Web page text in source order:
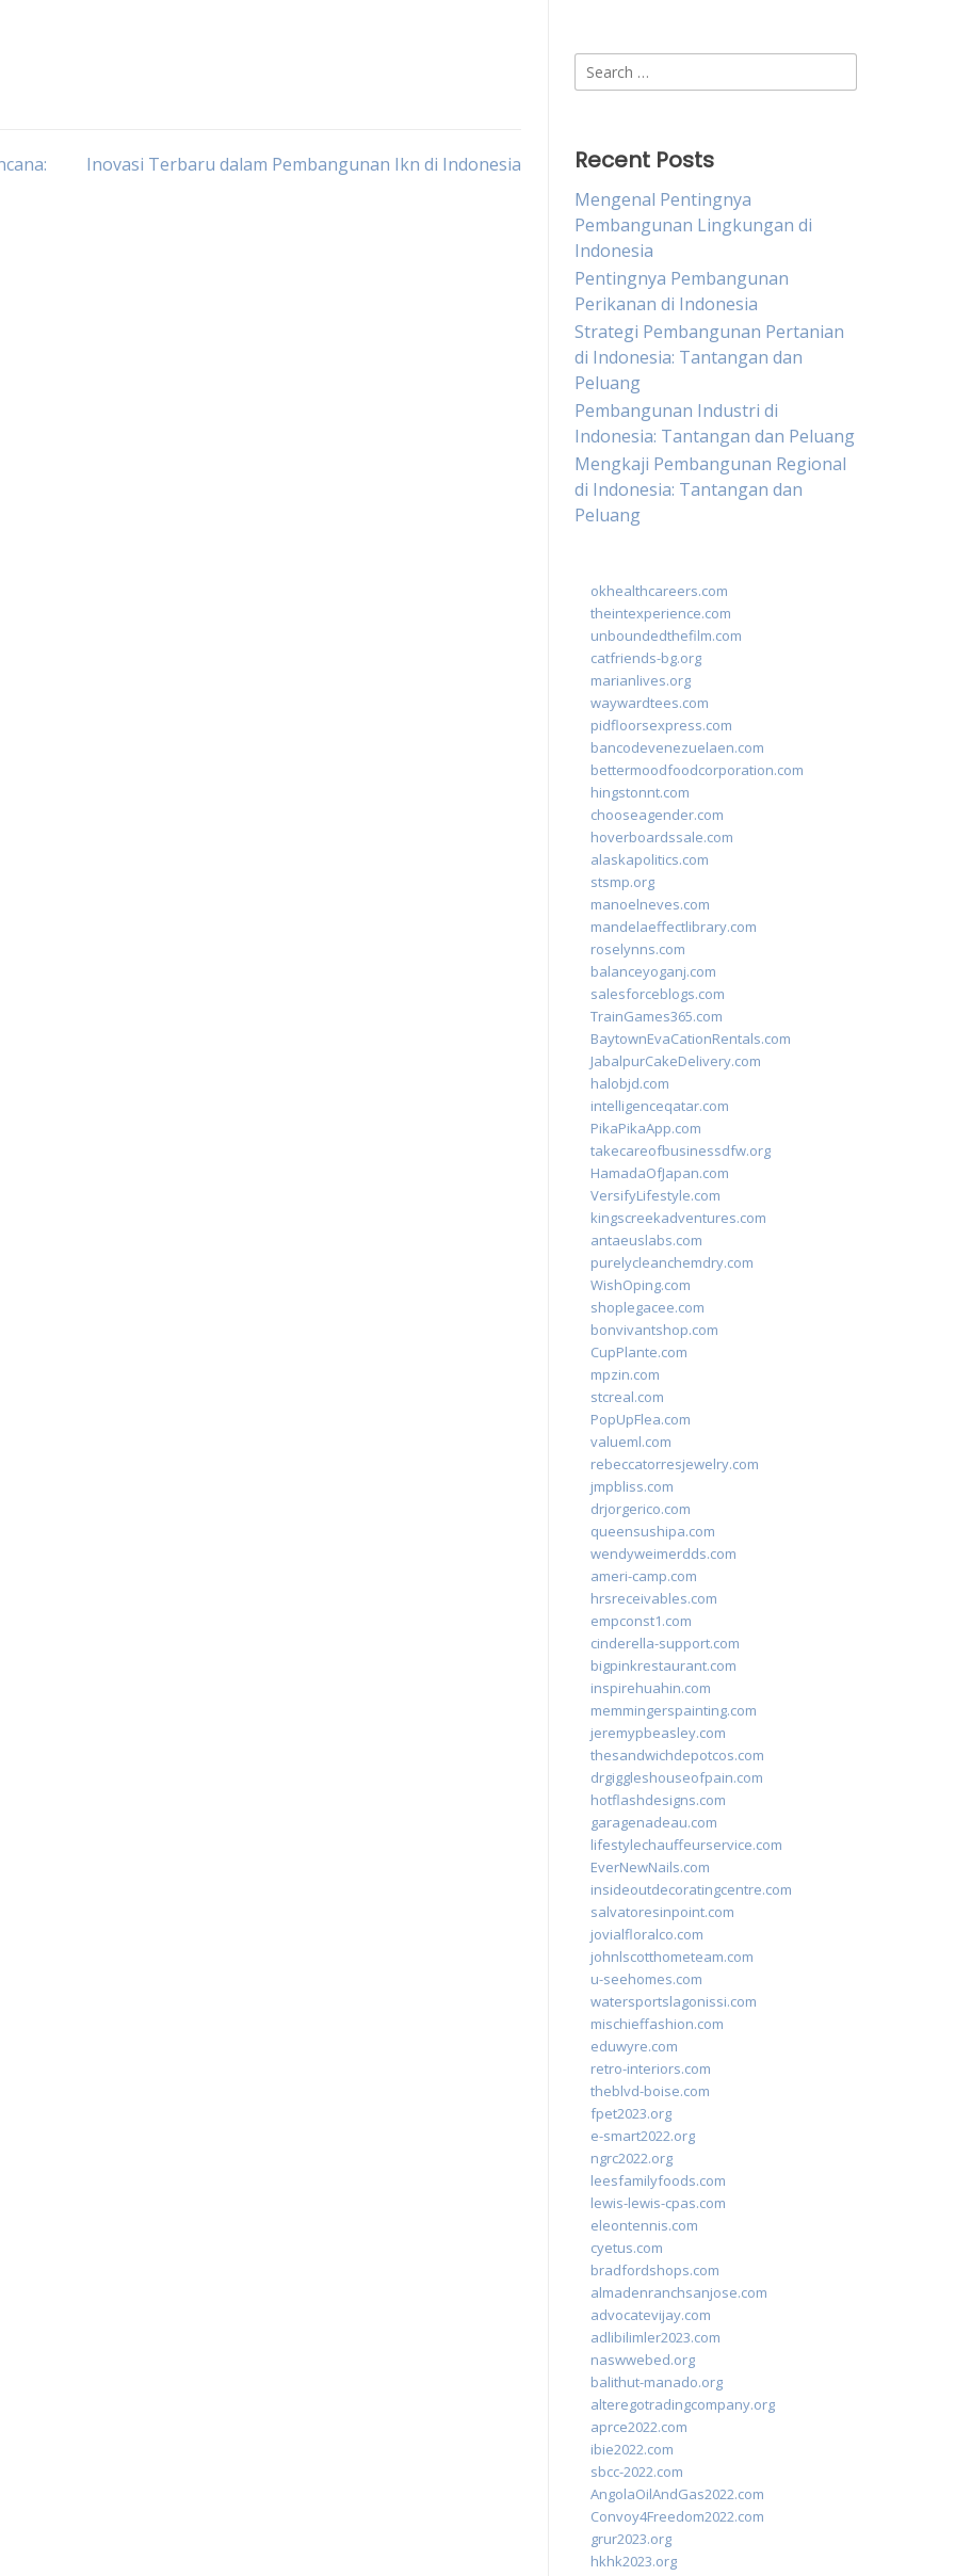
Inovasi Terbaru dalam Pembangunan Ikn di Indonesia
Search
for:
Recent Posts
Mengenal Pentingnya
Pembangunan Lingkungan di
Indonesia
Pentingnya Pembangunan
Perikanan di Indonesia
Strategi Pembangunan Pertanian
di Indonesia: Tantangan dan
Peluang
Pembangunan Industri di
Indonesia: Tantangan dan Peluang
Mengkaji Pembangunan Regional
di Indonesia: Tantangan dan
Peluang
okhealthcareers.com
theintexperience.com
unboundedthefilm.com
catfriends-bg.org
marianlives.org
waywardtees.com
pidfloorsexpress.com
bancodevenezuelaen.com
bettermoodfoodcorporation.com
hingstonnt.com
chooseagender.com
hoverboardssale.com
alaskapolitics.com
stsmp.org
manoelneves.com
mandelaeffectlibrary.com
roselynns.com
balanceyoganj.com
salesforceblogs.com
TrainGames365.com
BaytownEvaCationRentals.com
JabalpurCakeDelivery.com
halobjd.com
intelligenceqatar.com
PikaPikaApp.com
takecareofbusinessdfw.org
HamadaOfJapan.com
VersifyLifestyle.com
kingscreekadventures.com
antaeuslabs.com
purelycleanchemdry.com
WishOping.com
shoplegacee.com
bonvivantshop.com
CupPlante.com
mpzin.com
stcreal.com
PopUpFlea.com
valueml.com
rebeccatorresjewelry.com
jmpbliss.com
drjorgerico.com
queensushipa.com
wendyweimerdds.com
ameri-camp.com
hrsreceivables.com
empconst1.com
cinderella-support.com
bigpinkrestaurant.com
inspirehuahin.com
memmingerspainting.com
jeremypbeasley.com
thesandwichdepotcos.com
drgiggleshouseofpain.com
hotflashdesigns.com
garagenadeau.com
lifestylechauffeurservice.com
EverNewNails.com
insideoutdecoratingcentre.com
salvatoresinpoint.com
jovialfloralco.com
johnlscotthometeam.com
u-seehomes.com
watersportslagonissi.com
mischieffashion.com
eduwyre.com
retro-interiors.com
theblvd-boise.com
fpet2023.org
e-smart2022.org
ngrc2022.org
leesfamilyfoods.com
lewis-lewis-cpas.com
eleontennis.com
cyetus.com
bradfordshops.com
almadenranchsanjose.com
advocatevijay.com
adlibilimler2023.com
naswwebed.org
balithut-manado.org
alteregotradingcompany.org
aprce2022.com
ibie2022.com
sbcc-2022.com
AngolaOilAndGas2022.com
Convoy4Freedom2022.com
grur2023.org
hkhk2023.org